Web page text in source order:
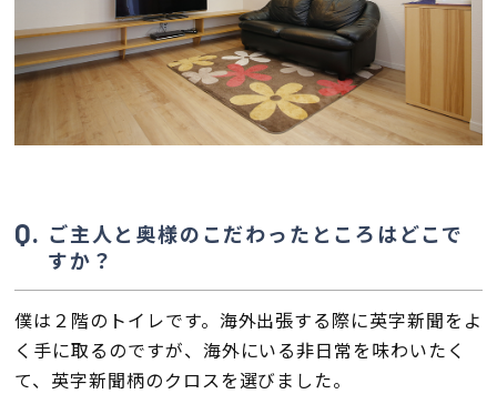
ご主人と奥様のこだわったところはどこで
すか？
僕は２階のトイレです。海外出張する際に英字新聞をよ
く手に取るのですが、海外にいる非日常を味わいたく
て、英字新聞柄のクロスを選びました。